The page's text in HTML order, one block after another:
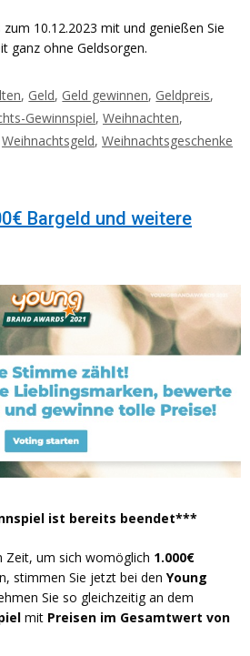
10.12.2023 mit und genießen Sie
ganz ohne Geldsorgen.
, Geld, Geld gewinnen, Geldpreis,
Gewinnspiel, Weihnachten,
Weihnachtsgeld, Weihnachtsgeschenke
Bargeld und weitere
ist bereits beendet***
Zeit, um sich womöglich 1.000€
stimmen Sie jetzt bei den Young
Sie so gleichzeitig an dem
mit Preisen im Gesamtwert von